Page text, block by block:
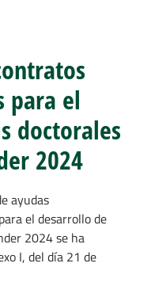
para el
doctorales
2024
ayudas
el desarrollo de
2024 se ha
I, del día 21 de